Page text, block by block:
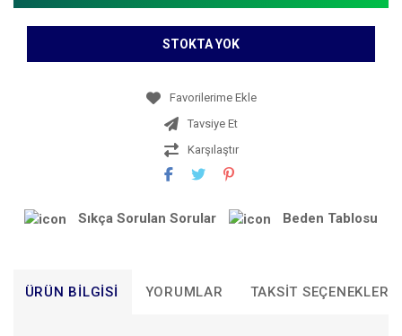
STOKTA YOK
Tavsiye Et
Karşılaştır
Sıkça Sorulan Sorular Beden Tablosu
ÜRÜN BILGISI YORUMLAR TAKSIT SEÇENEKLERI